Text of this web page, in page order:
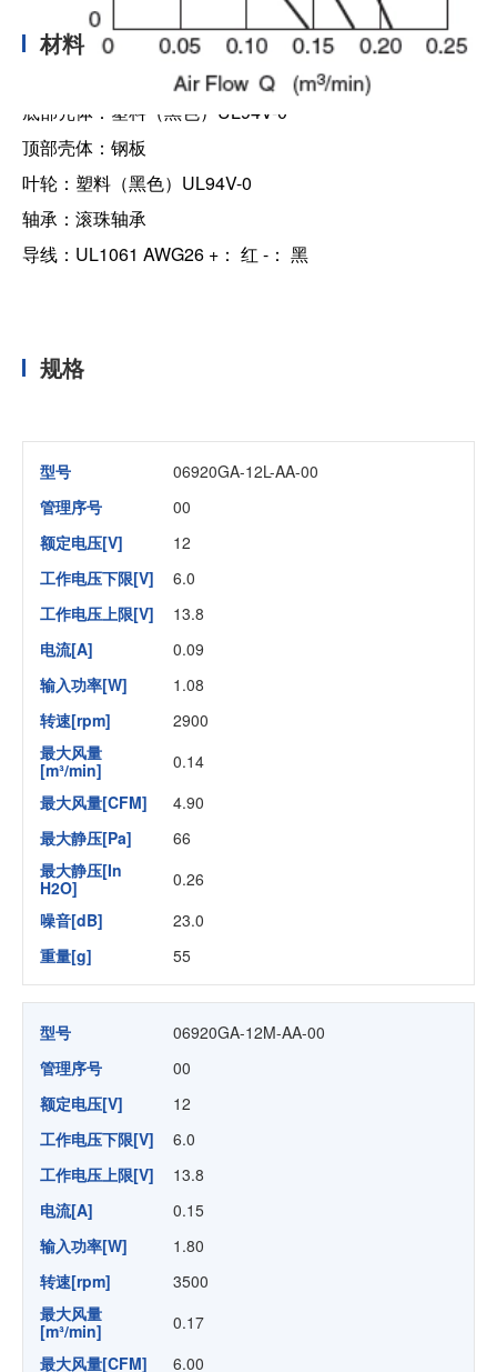
材料
底部壳体：塑料（黑色）UL94V-0
顶部壳体：钢板
叶轮：塑料（黑色）UL94V-0
轴承：滚珠轴承
导线：UL1061 AWG26 +： 红 -： 黑
规格
型号
06920GA-12L-AA-00
管理序号
00
额定电压[V]
12
工作电压下限[V]
6.0
工作电压上限[V]
13.8
电流[A]
0.09
输入功率[W]
1.08
转速[rpm]
2900
最大风量
[m³/min]
0.14
最大风量[CFM]
4.90
最大静压[Pa]
66
最大静压[In
H2O]
0.26
噪音[dB]
23.0
重量[g]
55
型号
06920GA-12M-AA-00
管理序号
00
额定电压[V]
12
工作电压下限[V]
6.0
工作电压上限[V]
13.8
电流[A]
0.15
输入功率[W]
1.80
转速[rpm]
3500
最大风量
[m³/min]
0.17
最大风量[CFM]
6.00